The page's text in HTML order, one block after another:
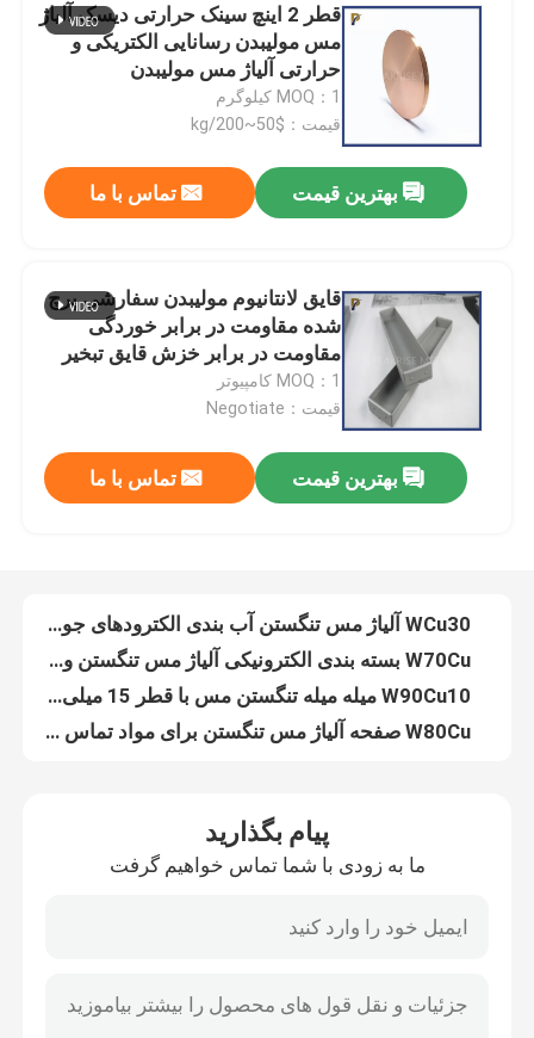
ویدیو
درباره ما
تور کارخانه
با ما تماس بگیرید
قطر 2 اینچ سینک حرارتی دیسک آلیاژ
مس مولیبدن رسانایی الکتریکی و
حرارتی آلیاژ مس مولیبدن
MOQ：1 کیلوگرم
قیمت：$50~200/kg
بهترین قیمت تماس با ما
قایق لانتانیوم مولیبدن سفارشی پرچ
شده مقاومت در برابر خوردگی
مقاومت در برابر خزش قایق تبخیر
قایق مولی قایق MoLa Boat
MOQ：1 کامپیوتر
قیمت：Negotiate
بهترین قیمت تماس با ما
75% وات دیسک مس تنگستن EDM PCD ابزار ابزار تنگستن ورق مس تنگستن نوار تنگستن مس
الکترودهای لوله تخلیه ولتاژ بالا میله آلیاژ مس تنگستن 3 میلی متر الکترودهای تنگستن مس
میله های آلیاژ تنگستن با نرخ تلفات کم 75WCu مواد الکترود EDM مواد الکترود تنگستن مس
ورق حرارتی ورق تنگستن مس آلیاژی 2 ~ 50 میلی متر ضخامت ورق مس تنگستن ورق مس تنگستن
پیام بگذارید
ما به زودی با شما تماس خواهیم گرفت